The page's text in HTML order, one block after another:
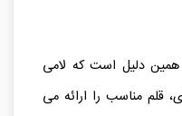
دلیل است که لامی
قلم مناسب را ارائه می